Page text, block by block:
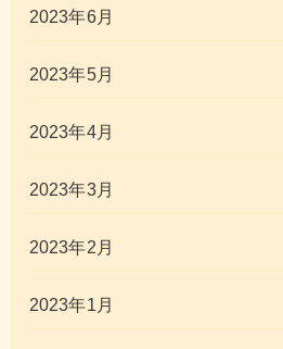
2023年6月
2023年5月
2023年4月
2023年3月
2023年2月
2023年1月